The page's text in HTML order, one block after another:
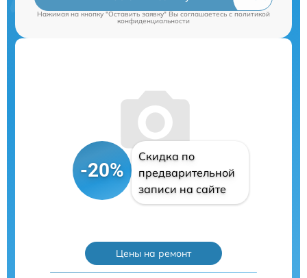
Нажимая на кнопку "Оставить заявку" Вы соглашаетесь cполитикой
конфиденциальности
-20%
Скидка по
предварительной
записи на сайте
Цены на ремонт